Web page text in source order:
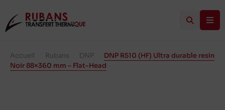
Accueil Rubans DNP
DNP R510 (HF) Ultra durable resin
Noir 88×360 mm – Flat-Head